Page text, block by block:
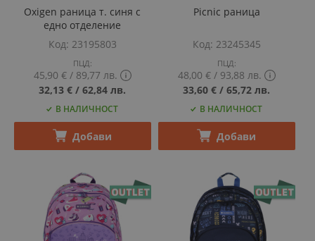
Oxigen раница т. синя с
едно отделение
Код 23195803
ПЦД:
45,90 € ‎/‎89,77 лв.
tooltip
32,13 € ‎/‎ 62,84 лв.
В НАЛИЧНОСТ
Добави
Picnic раница
Код 23245345
ПЦД:
48,00 € ‎/‎93,88 лв.
tooltip
33,60 € ‎/‎ 65,72 лв.
В НАЛИЧНОСТ
Добави